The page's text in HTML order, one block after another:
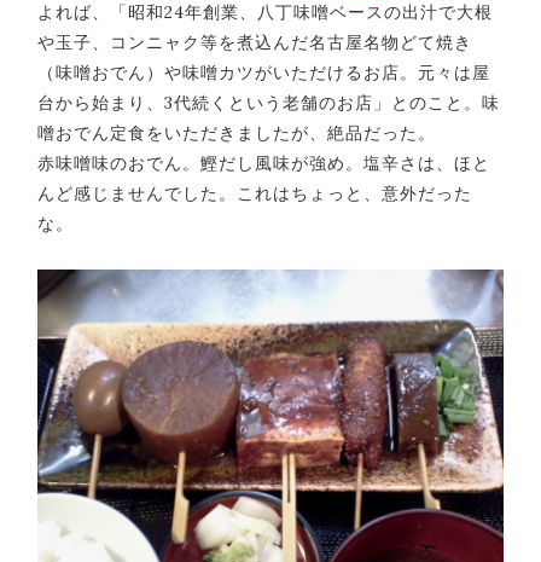
よれば、「昭和24年創業、八丁味噌ベースの出汁で大根
や玉子、コンニャク等を煮込んだ名古屋名物どて焼き
（味噌おでん）や味噌カツがいただけるお店。元々は屋
台から始まり、3代続くという老舗のお店」とのこと。味
噌おでん定食をいただきましたが、絶品だった。
赤味噌味のおでん。鰹だし風味が強め。塩辛さは、ほと
んど感じませんでした。これはちょっと、意外だった
な。